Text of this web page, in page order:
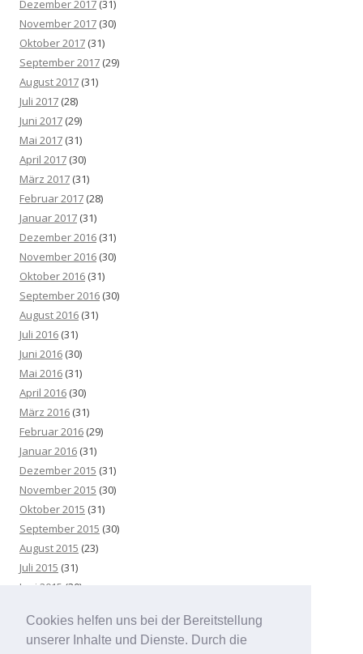
Cookies helfen uns bei der Bereitstellung
unserer Inhalte und Dienste. Durch die
Dezember 2017 (31)
November 2017 (30)
Oktober 2017 (31)
September 2017 (29)
August 2017 (31)
Juli 2017 (28)
Juni 2017 (29)
Mai 2017 (31)
April 2017 (30)
März 2017 (31)
Februar 2017 (28)
Januar 2017 (31)
Dezember 2016 (31)
November 2016 (30)
Oktober 2016 (31)
September 2016 (30)
August 2016 (31)
Juli 2016 (31)
Juni 2016 (30)
Mai 2016 (31)
April 2016 (30)
März 2016 (31)
Februar 2016 (29)
Januar 2016 (31)
Dezember 2015 (31)
November 2015 (30)
Oktober 2015 (31)
September 2015 (30)
August 2015 (23)
Juli 2015 (31)
Juni 2015 (30)
April 2015(31)
März 2015 (31)